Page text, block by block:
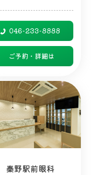
046-233-8888
ご予約・詳細は
秦野駅前眼科